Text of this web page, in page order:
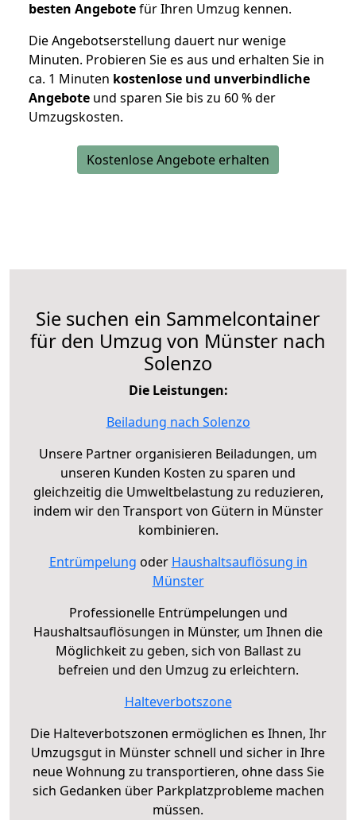
besten Angebotefür Ihren Umzug kennen.
Die Angebotserstellung dauert nur wenige
Minuten. Probieren Sie es aus und erhalten Sie in
ca. 1 Minuten kostenlose und unverbindliche
Angebote und sparen Sie bis zu 60 % der
Umzugskosten.
Kostenlose Angebote erhalten
Sie suchen ein Sammelcontainer
für den Umzug von Münster nach
Solenzo
Die Leistungen:
Beiladung nach Solenzo
Unsere Partner organisieren Beiladungen, um
unseren Kunden Kosten zu sparen und
gleichzeitig die Umweltbelastung zu reduzieren,
indem wir den Transport von Gütern in Münster
kombinieren.
Entrümpelung oder Haushaltsauflösung in
Münster
Professionelle Entrümpelungen und
Haushaltsauflösungen in Münster, um Ihnen die
Möglichkeit zu geben, sich von Ballast zu
befreien und den Umzug zu erleichtern.
Halteverbotszone
Die Halteverbotszonen ermöglichen es Ihnen, Ihr
Umzugsgut in Münster schnell und sicher in Ihre
neue Wohnung zu transportieren, ohne dass Sie
sich Gedanken über Parkplatzprobleme machen
müssen.